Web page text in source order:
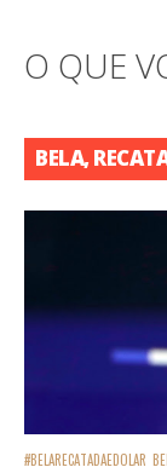
O QUE
BELA,
#BELARECATADAEDOLAR